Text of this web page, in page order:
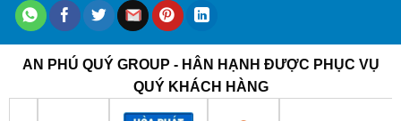
AN PHÚ QUÝ GROUP - HÂN HẠNH ĐƯỢC PHỤC VỤ
QUÝ KHÁCH HÀNG